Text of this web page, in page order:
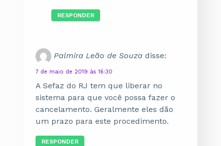
RESPONDER
Palmira Leão de Souza disse:
7 de maio de 2019 às 16:30
A Sefaz do RJ tem que liberar no
sistema para que você possa fazer o
cancelamento. Geralmente eles dão
um prazo para este procedimento.
RESPONDER